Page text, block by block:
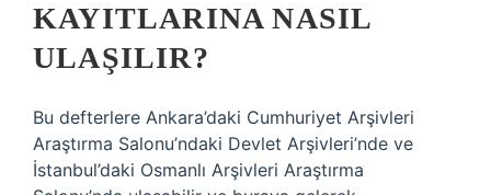
KAYITLARINA NASIL
ULAŞILIR?
Bu defterlere Ankara’daki Cumhuriyet Arşivleri
Araştırma Salonu’ndaki Devlet Arşivleri’nde ve
İstanbul’daki Osmanlı Arşivleri Araştırma